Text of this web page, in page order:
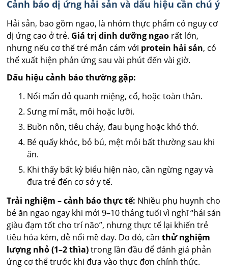
Cảnh báo dị ứng hải sản và dấu hiệu cần chú ý
Hải sản, bao gồm ngao, là nhóm thực phẩm có nguy cơ
dị ứng cao ở trẻ. Giá trị dinh dưỡng ngao rất lớn,
nhưng nếu cơ thể trẻ mẫn cảm với protein hải sản, có
thể xuất hiện phản ứng sau vài phút đến vài giờ.
Dấu hiệu cảnh báo thường gặp:
Nổi mẩn đỏ quanh miệng, cổ, hoặc toàn thân.
Sưng mí mắt, môi hoặc lưỡi.
Buồn nôn, tiêu chảy, đau bụng hoặc khó thở.
Bé quấy khóc, bỏ bú, mệt mỏi bất thường sau khi
ăn.
Khi thấy bất kỳ biểu hiện nào, cần ngừng ngay và
đưa trẻ đến cơ sở y tế.
Trải nghiệm – cảnh báo thực tế: Nhiều phụ huynh cho
bé ăn ngao ngay khi mới 9–10 tháng tuổi vì nghĩ “hải sản
giàu đạm tốt cho trí não”, nhưng thực tế lại khiến trẻ
tiêu hóa kém, dễ nổi mề đay. Do đó, cầnthử nghiệm
lượng nhỏ (1–2 thìa)trong lần đầu để đánh giá phản
ứng cơ thể trước khi đưa vào thực đơn chính thức.